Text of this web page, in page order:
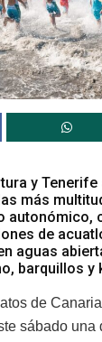
y
más
autonómico,
de
aguas
barquillos y
de
sábado una